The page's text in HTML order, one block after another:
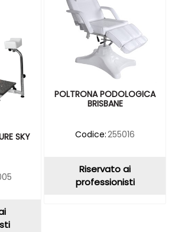
SKY
POLTRONA PODOLOGICA
BRISBANE
Codice:255016
Riservato ai
professionisti